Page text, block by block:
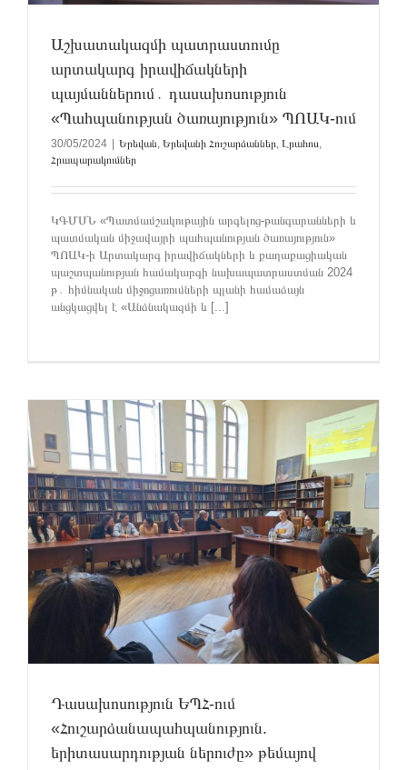
Աշխատակազմի պատրաստումը
արտակարգ իրավիճակների
պայմաններում․ դասախոսություն
«Պահպանության ծառայություն» ՊՈԱԿ-ում
30/05/2024 | Երեվան Երեվանի Հուշարձաններ Լրահոս
Հրապարակումներ
ԿԳՄՍՆ «Պատմամշակութային արգելոց-թանգարանների և
պատմական միջավայրի պահպանության ծառայություն»
ՊՈԱԿ-ի Արտակարգ իրավիճակների և քաղաքացիական
պաշտպանության համակարգի նախապատրաստման 2024
թ․ հիմնական միջոցառումների պլանի համաձայն
անցկացվել է «Անձնակազմի և [...]
Դասախոսություն ԵՊՀ-ում
«Հուշարձանապահպանություն.
երիտասարդության ներուժը» թեմայով